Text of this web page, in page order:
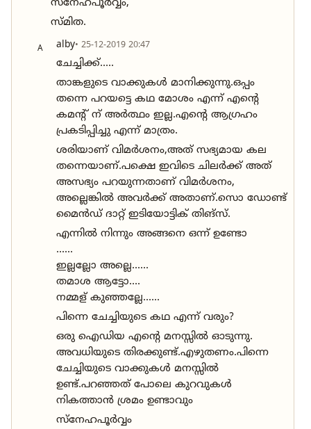
സ്നേഹപൂർവ്വം,
സ്മിത.
A alby• 25-12-2019 20:47
ചേച്ചിക്ക്.....
താങ്കളുടെ വാക്കുകൾ മാനിക്കുന്നു.ഒപ്പം
തന്നെ പറയട്ടെ കഥ മോശം എന്ന് എന്റെ
കമന്റ്‌ ന് അർത്ഥം ഇല്ല.എന്റെ ആഗ്രഹം
പ്രകടിപ്പിച്ചു എന്ന് മാത്രം.
ശരിയാണ് വിമർശനം,അത്‌ സഭ്യമായ കല
തന്നെയാണ്.പക്ഷെ ഇവിടെ ചിലർക്ക് അത്‌
അസഭ്യം പറയുന്നതാണ് വിമർശനം,
അല്ലെങ്കിൽ അവർക്ക് അതാണ്.സൊ ഡോണ്ട്
മൈൻഡ് ദാറ്റ്‌ ഇടിയോട്ടിക് തിങ്സ്.
എന്നിൽ നിന്നും അങ്ങനെ ഒന്ന് ഉണ്ടോ
......
ഇല്ലല്ലോ അല്ലെ......
തമാശ ആട്ടോ....
നമ്മള് കുഞ്ഞല്ലേ......
പിന്നെ ചേച്ചിയുടെ കഥ എന്ന് വരും?
ഒരു ഐഡിയ എന്റെ മനസ്സിൽ ഓടുന്നു.
അവധിയുടെ തിരക്കുണ്ട്.എഴുതണം.പിന്നെ
ചേച്ചിയുടെ വാക്കുകൾ മനസ്സിൽ
ഉണ്ട്.പറഞ്ഞത് പോലെ കുറവുകൾ
നികത്താൻ ശ്രമം ഉണ്ടാവും
സ്നേഹപൂർവ്വം